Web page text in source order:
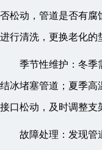
否松动，管道是否有腐
进行清洗，更换老化的
季节性维护：冬季
结冰堵塞管道；夏季高
接口松动，及时调整支
故障处理：发现管